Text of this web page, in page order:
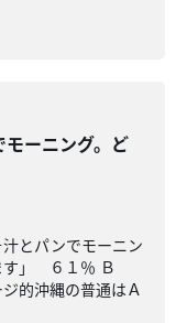
モーニング。ど
とパンでモーニン
す」 ６１％ Ｂ
的沖縄の普通はＡ